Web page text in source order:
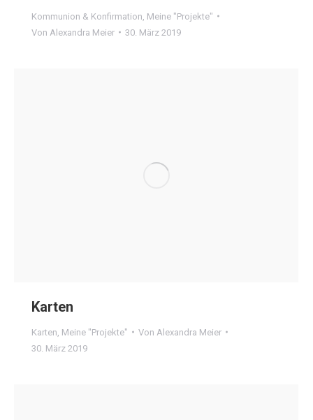
Kommunion & Konfirmation Meine "Projekte"
Von Alexandra Meier 30. März 2019
Karten
Karten Meine "Projekte" Von Alexandra Meier
30. März 2019